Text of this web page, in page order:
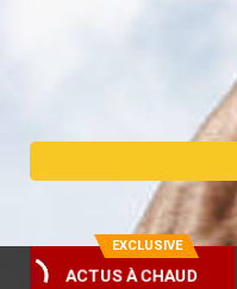
EXCLUSIVE
ACTUS À CHAUD
U18 (F) : Le Sénégal